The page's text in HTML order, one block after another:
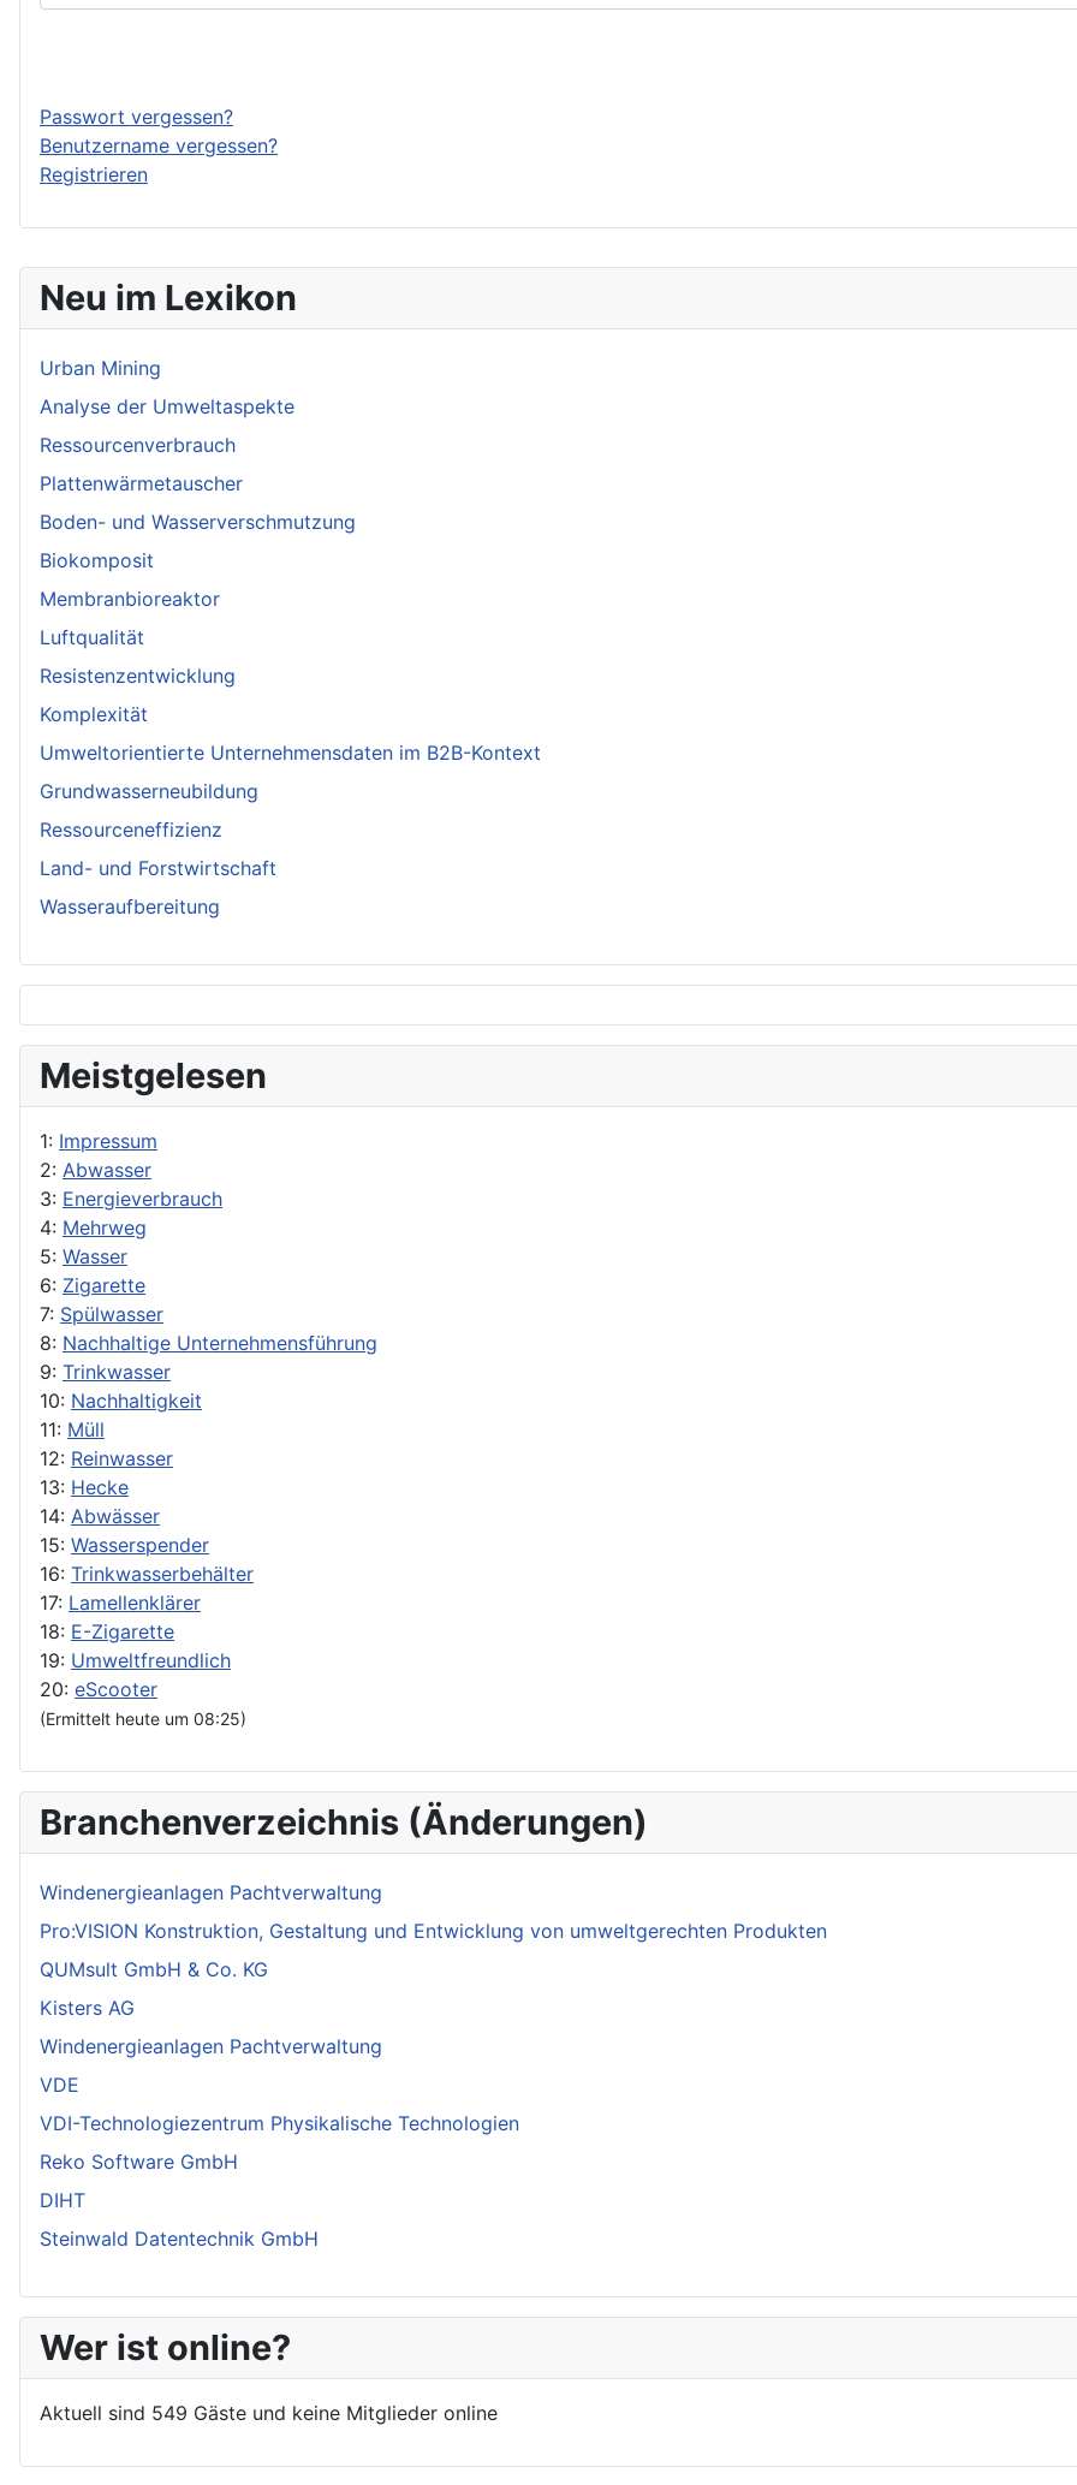
Neu im Lexikon
Urban Mining
Analyse der Umweltaspekte
Ressourcenverbrauch
Plattenwärmetauscher
Boden- und Wasserverschmutzung
Biokomposit
Membranbioreaktor
Luftqualität
Resistenzentwicklung
Komplexität
Umweltorientierte Unternehmensdaten im B2B-Kontext
Grundwasserneubildung
Ressourceneffizienz
Land- und Forstwirtschaft
Wasseraufbereitung
Meistgelesen
1: Impressum
2: Abwasser
3: Energieverbrauch
4: Mehrweg
5: Wasser
6: Zigarette
7: Spülwasser
8: Nachhaltige Unternehmensführung
9: Trinkwasser
10: Nachhaltigkeit
11: Müll
12: Reinwasser
13: Hecke
14: Abwässer
15: Wasserspender
16: Trinkwasserbehälter
17: Lamellenklärer
18: E-Zigarette
19: Umweltfreundlich
20: eScooter
(Ermittelt heute um 08:25)
Branchenverzeichnis (Änderungen)
Windenergieanlagen Pachtverwaltung
Pro:VISION Konstruktion, Gestaltung und Entwicklung von umweltgerechten Produkten
QUMsult GmbH & Co. KG
Kisters AG
Windenergieanlagen Pachtverwaltung
VDE
VDI-Technologiezentrum Physikalische Technologien
Reko Software GmbH
DIHT
Steinwald Datentechnik GmbH
Wer ist online?
Aktuell sind 549 Gäste und keine Mitglieder online
Passwort vergessen?
Benutzername vergessen?
Registrieren